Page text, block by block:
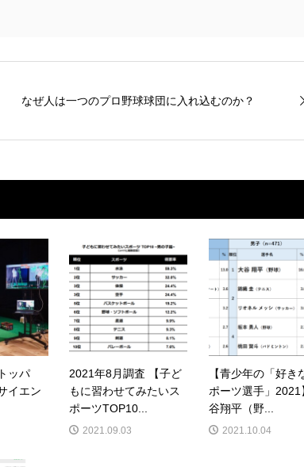
なぜ人は一つのプロ野球球団に入れ込むのか？
ッパ
イエン
2021年8月調査 【子ど
もに習わせてみたいス
ポーツTOP10...
2021.09.03
【青少年の「好き
ポーツ選手」2021
谷翔平（野...
2021.10.04